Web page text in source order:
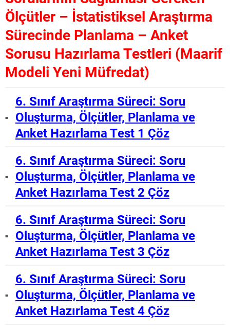
Ölçütler – İstatistiksel Araştırma
Sürecinde Planlama – Anket
Sorusu Hazırlama Testleri (Maarif
Modeli Yeni Müfredat)
6. Sınıf Araştırma Süreci: Soru
Oluşturma, Ölçütler, Planlama ve
Anket Hazırlama Test 1 Çöz
6. Sınıf Araştırma Süreci: Soru
Oluşturma, Ölçütler, Planlama ve
Anket Hazırlama Test 2 Çöz
6. Sınıf Araştırma Süreci: Soru
Oluşturma, Ölçütler, Planlama ve
Anket Hazırlama Test 3 Çöz
6. Sınıf Araştırma Süreci: Soru
Oluşturma, Ölçütler, Planlama ve
Anket Hazırlama Test 4 Çöz